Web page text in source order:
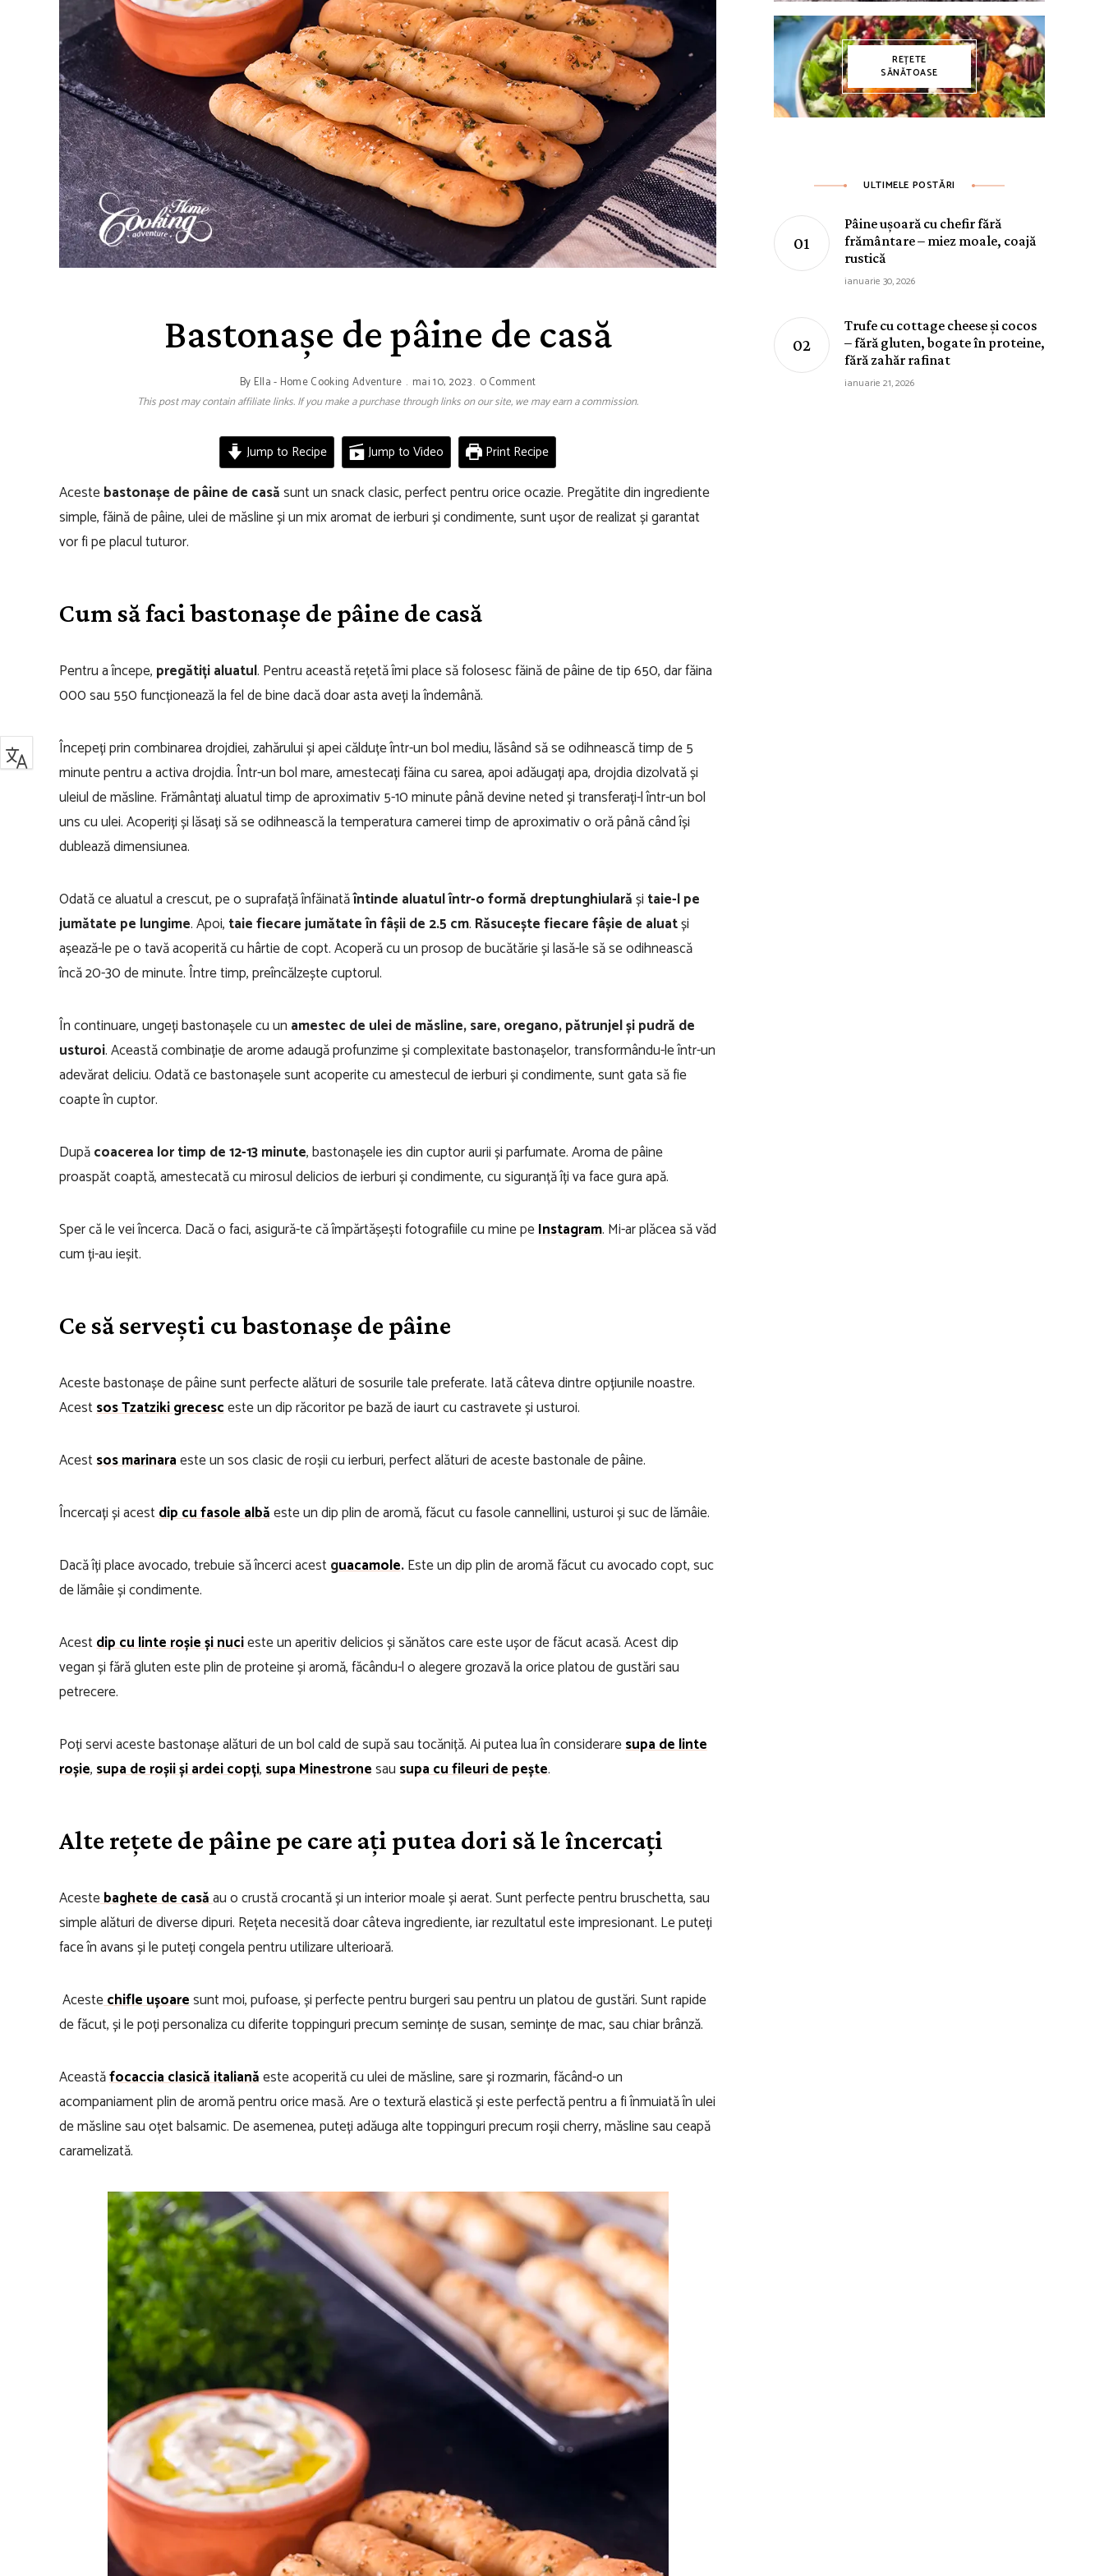
Bastonașe de pâine de casă
By Ella - Home Cooking Adventure mai 10, 2023 0 Comment
This post may contain affiliate links. If you make a purchase through links on our site, we may earn a commission.
Jump to Recipe Jump to Video Print Recipe
Acestebastonașe de pâine de casăsunt un snack clasic, perfect pentru orice ocazie. Pregătite din ingrediente
simple, făină de pâine, ulei de măsline și un mix aromat de ierburi și condimente, sunt ușor de realizat și garantat
vor fi pe placul tuturor.
Cum să faci bastonașe de pâine de casă
Pentru a începe, pregătiți aluatul. Pentru această rețetă îmi place să folosesc făină de pâine de tip 650, dar făina
000 sau 550 funcționează la fel de bine dacă doar asta aveți la îndemână.
Începeți prin combinarea drojdiei, zahărului și apei călduțe într-un bol mediu, lăsând să se odihnească timp de 5
minute pentru a activa drojdia. Într-un bol mare, amestecați făina cu sarea, apoi adăugați apa, drojdia dizolvată și
uleiul de măsline. Frământați aluatul timp de aproximativ 5-10 minute până devine neted și transferați-l într-un bol
uns cu ulei. Acoperiți și lăsați să se odihnească la temperatura camerei timp de aproximativ o oră până când își
dublează dimensiunea.
Odată ce aluatul a crescut, pe o suprafață înfăinatăîntinde aluatul într-o formă dreptunghiularăși taie-l pe
jumătate pe lungime. Apoi, taie fiecare jumătate în fâșii de 2.5 cm. Răsucește fiecare fâșie de aluatși
așează-le pe o tavă acoperită cu hârtie de copt. Acoperă cu un prosop de bucătărie și lasă-le să se odihnească
încă 20-30 de minute. Între timp, preîncălzește cuptorul.
În continuare, ungeți bastonașele cu un amestec de ulei de măsline, sare, oregano, pătrunjel și pudră de
usturoi. Această combinație de arome adaugă profunzime și complexitate bastonașelor, transformându-le într-un
adevărat deliciu. Odată ce bastonașele sunt acoperite cu amestecul de ierburi și condimente, sunt gata să fie
coapte în cuptor.
Dupăcoacerea lor timp de 12-13 minute, bastonașele ies din cuptor aurii și parfumate. Aroma de pâine
proaspăt coaptă, amestecată cu mirosul delicios de ierburi și condimente, cu siguranță îți va face gura apă.
Sper că le vei încerca. Dacă o faci, asigură-te că împărtășești fotografiile cu mine peInstagram. Mi-ar plăcea să văd
cum ți-au ieșit.
Ce să servești cu bastonașe de pâine
Aceste bastonașe de pâine sunt perfecte alături de sosurile tale preferate. Iată câteva dintre opțiunile noastre.
Acestsos Tzatziki grecesceste un dip răcoritor pe bază de iaurt cu castravete și usturoi.
Acestsos marinaraeste un sos clasic de roșii cu ierburi, perfect alături de aceste bastonale de pâine.
Încercați și acestdip cu fasole albăeste un dip plin de aromă, făcut cu fasole cannellini, usturoi și suc de lămâie.
Dacă îți place avocado, trebuie să încerci acestguacamole.Este un dip plin de aromă făcut cu avocado copt, suc
de lămâie și condimente.
Acestdip cu linte roșie și nucieste un aperitiv delicios și sănătos care este ușor de făcut acasă. Acest dip
vegan și fără gluten este plin de proteine și aromă, făcându-l o alegere grozavă la orice platou de gustări sau
petrecere.
Poți servi aceste bastonașe alături de un bol cald de supă sau tocăniță. Ai putea lua în consideraresupa de linte
roșie,supa de roșii și ardei copți,supa Minestronesausupa cu fileuri de pește.
Alte rețete de pâine pe care ați putea dori să le încercați
Acestebaghete de casăau o crustă crocantă și un interior moale și aerat. Sunt perfecte pentru bruschetta, sau
simple alături de diverse dipuri. Rețeta necesită doar câteva ingrediente, iar rezultatul este impresionant. Le puteți
face în avans și le puteți congela pentru utilizare ulterioară.
Acestechifle ușoaresunt moi, pufoase, și perfecte pentru burgeri sau pentru un platou de gustări. Sunt rapide
de făcut, și le poți personaliza cu diferite toppinguri precum semințe de susan, semințe de mac, sau chiar brânză.
Aceastăfocaccia clasică italianăeste acoperită cu ulei de măsline, sare și rozmarin, făcând-o un
acompaniament plin de aromă pentru orice masă. Are o textură elastică și este perfectă pentru a fi înmuiată în ulei
de măsline sau oțet balsamic. De asemenea, puteți adăuga alte toppinguri precum roșii cherry, măsline sau ceapă
caramelizată.
REȚETE
SĂNĂTOASE
ULTIMELE POSTĂRI
Pâine ușoară cu chefir fără
frământare – miez moale, coajă
rustică
ianuarie 30, 2026
Trufe cu cottage cheese și cocos
– fără gluten, bogate în proteine,
fără zahăr rafinat
ianuarie 21, 2026